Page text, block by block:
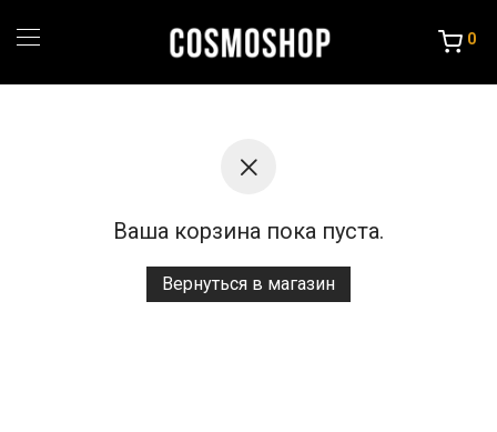
0
Ваша корзина пока пуста.
Вернуться в магазин